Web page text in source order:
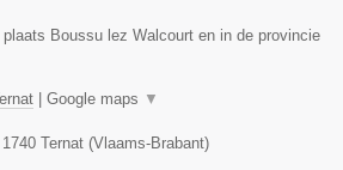
Boussu lez Walcourt en in de provincie
Google maps ▼
1740 Ternat (Vlaams-Brabant)